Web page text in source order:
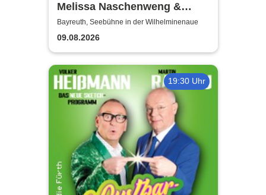
Melissa Naschenweng &
Band - LIVE
Bayreuth, Seebühne in der Wilhelminenaue
09.08.2026
19:30 Uhr